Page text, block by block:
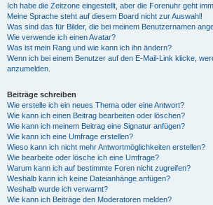
Ich habe die Zeitzone eingestellt, aber die Forenuhr geht
Meine Sprache steht auf diesem Board nicht zur Auswahl!
Was sind das für Bilder, die bei meinem Benutzernamen
Wie verwende ich einen Avatar?
Was ist mein Rang und wie kann ich ihn ändern?
Wenn ich bei einem Benutzer auf den E-Mail-Link klicke,
anzumelden.
Beiträge schreiben
Wie erstelle ich ein neues Thema oder eine Antwort?
Wie kann ich einen Beitrag bearbeiten oder löschen?
Wie kann ich meinem Beitrag eine Signatur anfügen?
Wie kann ich eine Umfrage erstellen?
Wieso kann ich nicht mehr Antwortmöglichkeiten erstellen?
Wie bearbeite oder lösche ich eine Umfrage?
Warum kann ich auf bestimmte Foren nicht zugreifen?
Weshalb kann ich keine Dateianhänge anfügen?
Weshalb wurde ich verwarnt?
Wie kann ich Beiträge den Moderatoren melden?